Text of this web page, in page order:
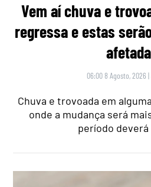
Vem aí chuva e
regressa e estas
06:00 8 Agosto, 2026 |
Chuva e trovoada em
onde a mudança será
período